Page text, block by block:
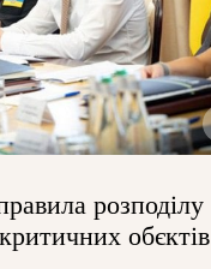
розподілу
обєктів